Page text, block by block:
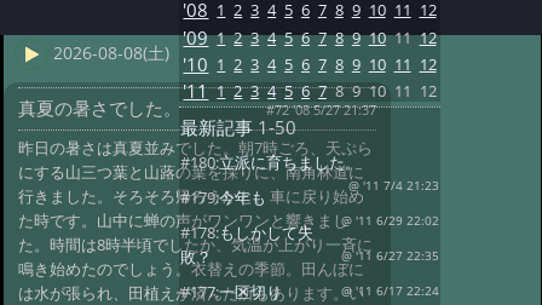
2026-08-08(土)
真夏の暑さでした。 #72 '08 5/27 21:37
昨日の暑さは真夏並みでした。朝7時ごろ、天ぷら
にする山三つ葉と山蕗の葉を採りに、南角林道に
行きました。そろそろ帰ろうかと、車に戻り始め
た時です。山中に蝉の声がワンワンと響きまし
た。時間は8時半頃でしたか、気温が上がり一斉に
鳴き始めたのでしょう。衣替えの季節。田んぼに
は水が張られ、田植えが済んだ所もあります。い
'08 1 2 3 4 5 6 7 8 9 10 11 12
'09 1 2 3 4 5 6 7 8 9 10 11 12
'10 1 2 3 4 5 6 7 8 9 10 11 12
'11 1 2 3 4 5 6 7 8 9 10 11 12
最新記事1-50
#180:立派に育ちました。
@ '11 7/4 21:23
#179:今年も
@ '11 6/29 22:02
#178:もしかして失
敗？
@ '11 6/27 22:35
#177:一区切り @ '11 6/17 22:24